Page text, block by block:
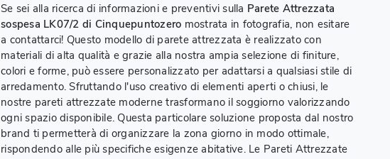
Se sei alla ricerca di informazioni e preventivi sulla Parete Attrezzata
sospesa LK07/2 di Cinquepuntozero mostrata in fotografia, non esitare
a contattarci! Questo modello di parete attrezzata è realizzato con
materiali di alta qualità e grazie alla nostra ampia selezione di finiture,
colori e forme, può essere personalizzato per adattarsi a qualsiasi stile di
arredamento. Sfruttando l'uso creativo di elementi aperti o chiusi, le
nostre pareti attrezzate moderne trasformano il soggiorno valorizzando
ogni spazio disponibile. Questa particolare soluzione proposta dal nostro
brand ti permetterà di organizzare la zona giorno in modo ottimale,
rispondendo alle più specifiche esigenze abitative. Le Pareti Attrezzate